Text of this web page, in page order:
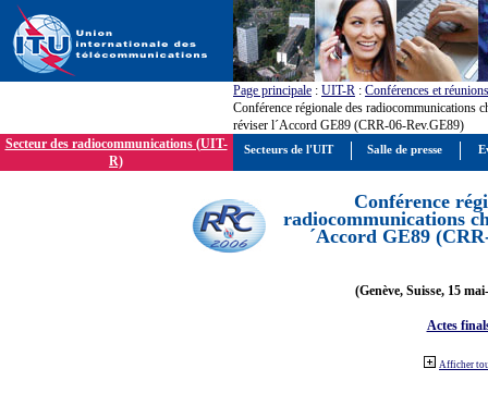
Page principale : UIT-R : Conférences et réunions
Conférence régionale des radiocommunications
réviser l´Accord GE89 (CRR-06-Rev.GE89)
Secteur des radiocommunications (UIT-
R)
Conférence
radiocommunications
´Accord GE89
(Genève, Suisse, 15
Actes
Afficher
Secteurs de l'UIT Salle de presse